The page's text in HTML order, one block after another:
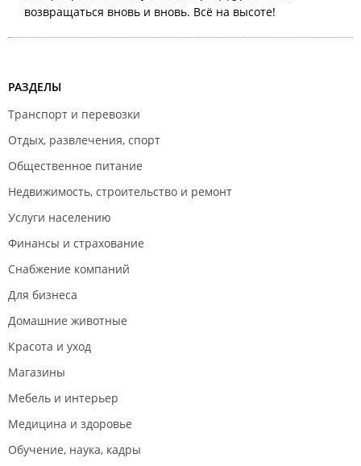
возвращаться вновь и вновь. Всё на высоте!
РАЗДЕЛЫ
Транспорт и перевозки
Отдых, развлечения, спорт
Общественное питание
Недвижимость, строительство и ремонт
Услуги населению
Финансы и страхование
Снабжение компаний
Для бизнеса
Домашние животные
Красота и уход
Магазины
Мебель и интерьер
Медицина и здоровье
Обучение, наука, кадры